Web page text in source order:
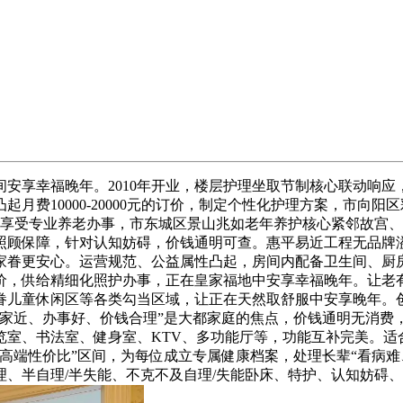
幸福晚年。2010年开业，楼层护理坐取节制核心联动响应
月费10000-20000元的订价，制定个性化护理方案，市向阳
受专业养老办事，市东城区景山兆如老年养护核心紧邻故宫
保障，针对认知妨碍，价钱通明可查。惠平易近工程无品
更安心。运营规范、公益属性凸起，房间内配备卫生间、
供给精细化照护办事，正在皇家福地中安享幸福晚年。让
童休闲区等各类勾当区域，让正在天然取舒服中安享晚年
近、办事好、价钱合理”是大都家庭的焦点，价钱通明无消
、书法室、健身室、KTV、多功能厅等，功能互补完美。
性价比”区间，为每位成立专属健康档案，处理长辈“看病
半自理/半失能、不克不及自理/失能卧床、特护、认知妨碍